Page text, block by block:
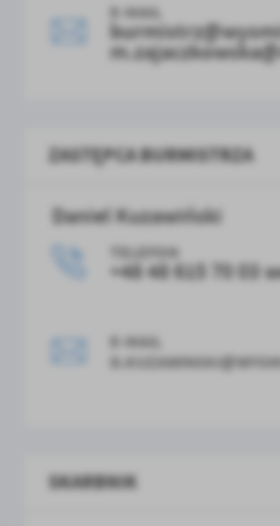
E-MAIL
ZASTĘPCA BURMISTRZA
Daniel Kuzawiński
TELEFON
+48 48 615 70 03
E-MAIL
SKARBNIK